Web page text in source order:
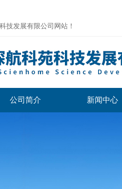
技发展有限公司网站！
公司简介 新闻中心